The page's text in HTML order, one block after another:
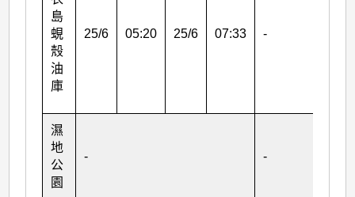
島
蜆
殼
油
庫
25/6 05:20 25/6 07:33 -
濕
地
公
園
- -